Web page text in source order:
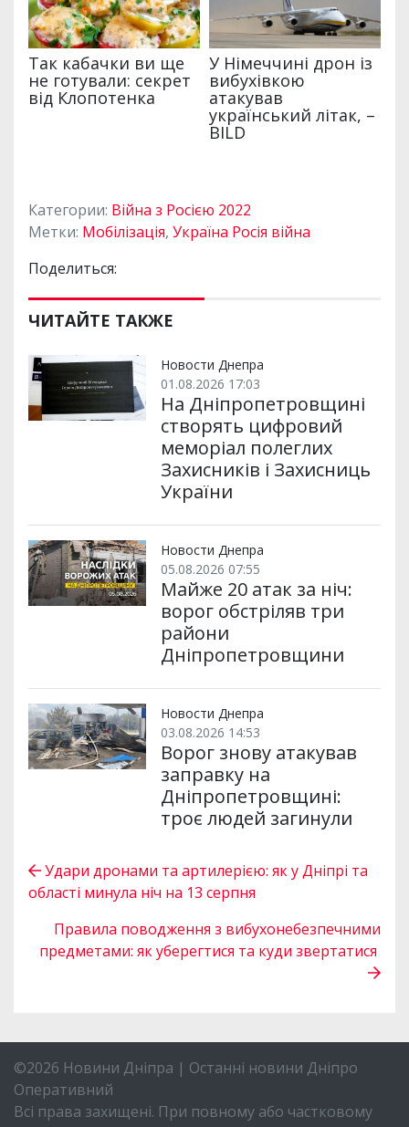
Категории: Війна з Росією 2022
Метки: Мобілізація, Україна Росія війна
Поделиться:
ЧИТАЙТЕ ТАКЖЕ
Новости Днепра
01.08.2026 17:03
На Дніпропетровщині
створять цифровий
меморіал полеглих
Захисників і Захисниць
України
Новости Днепра
05.08.2026 07:55
Майже 20 атак за ніч:
ворог обстріляв три
райони
Дніпропетровщини
Новости Днепра
03.08.2026 14:53
Ворог знову атакував
заправку на
Дніпропетровщині:
троє людей загинули
Удари дронами та артилерією: як у Дніпрі та
області минула ніч на 13 серпня
Правила поводження з вибухонебезпечними
предметами: як уберегтися та куди звертатися
©2026 Новини Дніпра | Останні новини Дніпро
Оперативний
Всі права захищені. При повному або частковому